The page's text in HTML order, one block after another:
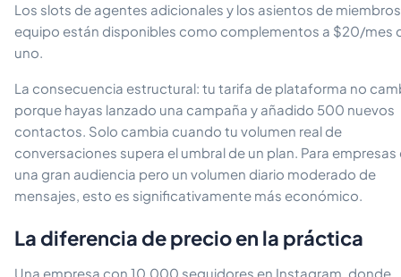
Los slots de agentes adicionales y los asientos de
equipo están disponibles como complementos a $20/mes
uno.
La consecuencia estructural: tu tarifa de plataforma no
porque hayas lanzado una campaña y añadido 500 nuevos
contactos. Solo cambia cuando tu volumen real de
conversaciones supera el umbral de un plan. Para empresas
una gran audiencia pero un volumen diario moderado de
mensajes, esto es significativamente más económico.
La diferencia de precio en la práctica
Una empresa con 10.000 seguidores en Instagram, donde